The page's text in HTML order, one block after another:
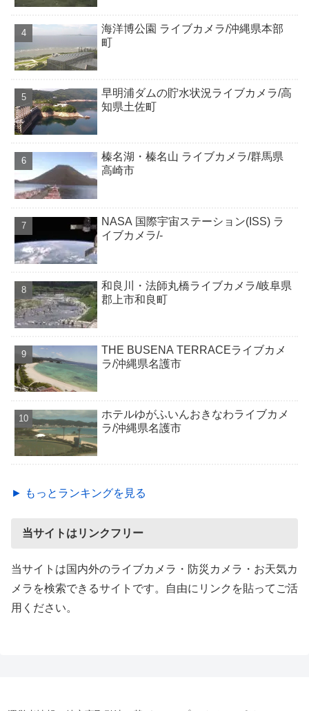
海洋博公園 ライブカメラ/沖縄県本部
町
早明浦ダムの貯水状況ライブカメラ/高
知県土佐町
榛名湖・榛名山 ライブカメラ/群馬県
高崎市
NASA 国際宇宙ステーション(ISS) ラ
イブカメラ/-
和良川・法師丸橋ライブカメラ/岐阜県
郡上市和良町
THE BUSENA TERRACEライブカメ
ラ/沖縄県名護市
ホテルゆがふいんおきなわライブカメ
ラ/沖縄県名護市
► もっとランキングを見る
当サイトはリンクフリー
当サイトは国内外のライブカメラ・防災カメラ・お天気カ
メラを検索できるサイトです。自由にリンクを貼ってご活
用ください。